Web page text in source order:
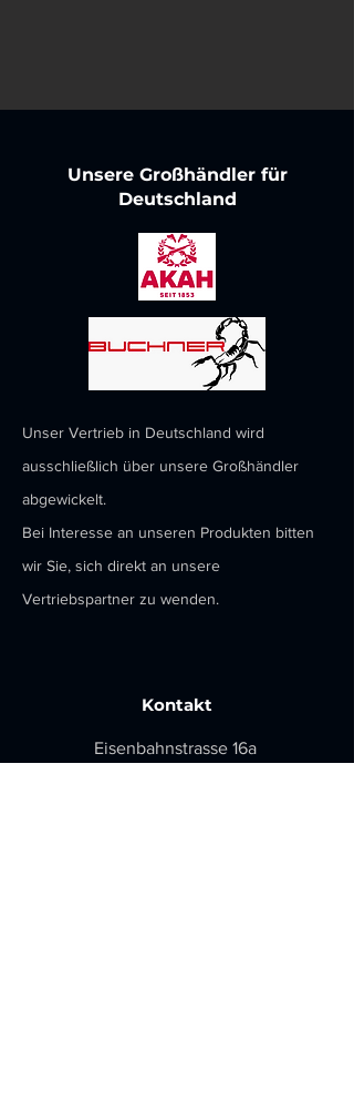
Unsere Großhändler für
Deutschland
Unser Vertrieb in Deutschland wird
ausschließlich über unsere Großhändler
abgewickelt.
Bei Interesse an unseren Produkten bitten
wir Sie, sich direkt an unsere
Vertriebspartner zu wenden.
Kontakt
Eisenbahnstrasse 16a